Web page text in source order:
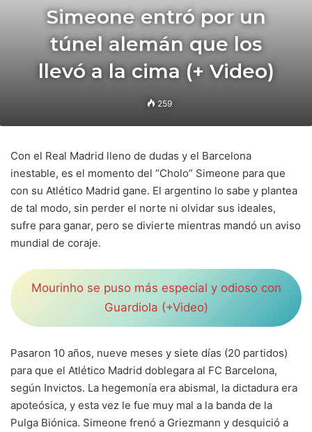
Simeone entró por un
túnel alemán que los
llevó a la cima (+ Video)
259
Con el Real Madrid lleno de dudas y el Barcelona
inestable, es el momento del “Cholo” Simeone para que
con su Atlético Madrid gane. El argentino lo sabe y plantea
de tal modo, sin perder el norte ni olvidar sus ideales,
sufre para ganar, pero se divierte mientras mandó un aviso
mundial de coraje.
Mourinho se puso más especial y odioso con
Guardiola (+Video)
Pasaron 10 años, nueve meses y siete días (20 partidos)
para que el Atlético Madrid doblegara al FC Barcelona,
según Invictos. La hegemonía era abismal, la dictadura era
apoteósica, y esta vez le fue muy mal a la banda de la
Pulga Biónica. Simeone frenó a Griezmann y desquició a